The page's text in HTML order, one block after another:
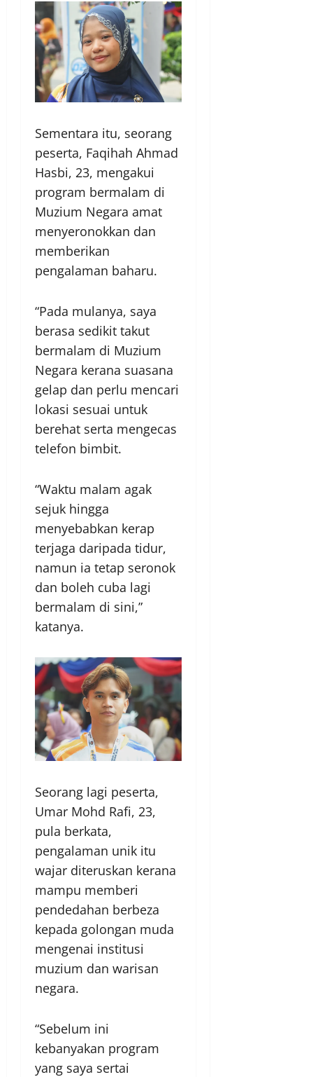
Sementara itu, seorang
peserta, Faqihah Ahmad
Hasbi, 23, mengakui
program bermalam di
Muzium Negara amat
menyeronokkan dan
memberikan
pengalaman baharu.
“Pada mulanya, saya
berasa sedikit takut
bermalam di Muzium
Negara kerana suasana
gelap dan perlu mencari
lokasi sesuai untuk
berehat serta mengecas
telefon bimbit.
“Waktu malam agak
sejuk hingga
menyebabkan kerap
terjaga daripada tidur,
namun ia tetap seronok
dan boleh cuba lagi
bermalam di sini,”
katanya.
Seorang lagi peserta,
Umar Mohd Rafi, 23,
pula berkata,
pengalaman unik itu
wajar diteruskan kerana
mampu memberi
pendedahan berbeza
kepada golongan muda
mengenai institusi
muzium dan warisan
negara.
“Sebelum ini
kebanyakan program
yang saya sertai